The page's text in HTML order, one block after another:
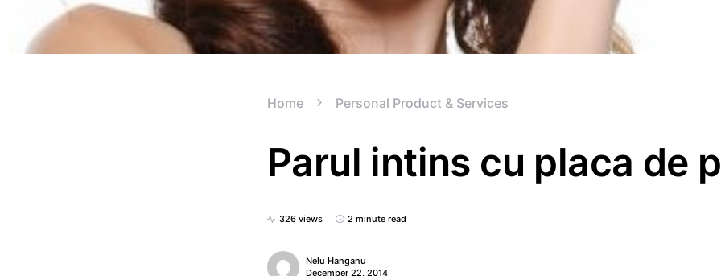
Home Personal Product & Services
Parul intins cu placa de
326 views 2 minute read
Nelu Hanganu
December 22, 2014